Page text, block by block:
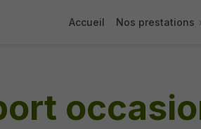
Accueil Nos prestations